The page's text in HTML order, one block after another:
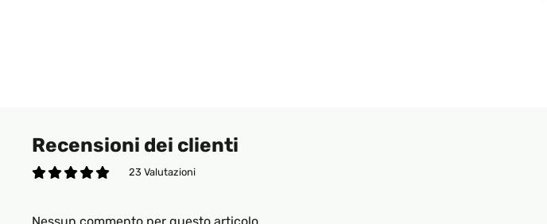
Recensioni dei clienti
23 Valutazioni